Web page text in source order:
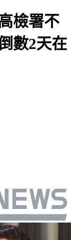
檢署不
2天在